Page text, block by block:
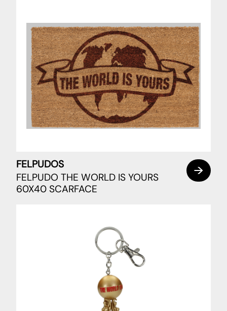
FELPUDOS
FELPUDO THE WORLD IS YOURS
60X40 SCARFACE